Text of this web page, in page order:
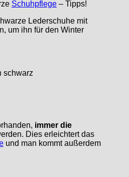
Schuhpflege – Tipps!
Lederschuhe mit
um ihn für den Winter
schwarz
immer die
Dies erleichtert das
und man kommt außerdem